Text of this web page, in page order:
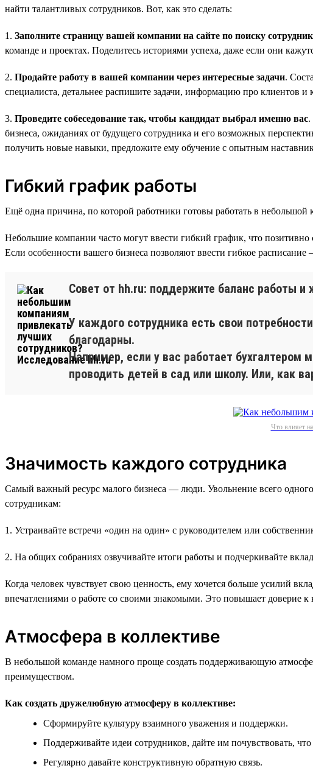
найти талантливых сотрудников. Вот, как это сделать:
1. Заполните страницу вашей компании на сайте по поиску
команде и проектах. Поделитесь историями успеха, даже если они
2. Продайте работу в вашей компании через интересные задачи.
специалиста, детальнее распишите задачи, информацию про клиентов и
3. Проведите собеседование так, чтобы кандидат выбрал именно вас.
бизнеса, ожиданиях от будущего сотрудника и его возможных
получить новые навыки, предложите ему обучение с опытным
Гибкий график работы
Ещё одна причина, по которой работники готовы работать в
Небольшие компании часто могут ввести гибкий график, что
Если особенности вашего бизнеса позволяют ввести гибкое
Совет от hh.ru: поддержите баланс работы и
У каждого сотрудника есть свои
благодарны.
Например, если у вас работает
проводить детей в сад или школу. Или, как
Что влияет
Значимость каждого сотрудника
Самый важный ресурс малого бизнеса — люди. Увольнение всего
сотрудникам:
1. Устраивайте встречи «один на один» с руководителем или
2. На общих собраниях озвучивайте итоги работы и подчеркивайте
Когда человек чувствует свою ценность, ему хочется больше усилий
впечатлениями о работе со своими знакомыми. Это повышает доверие к
Атмосфера в коллективе
В небольшой команде намного проще создать поддерживающую
преимуществом.
Как создать дружелюбную атмосферу в коллективе:
Сформируйте культуру взаимного уважения и поддержки.
Поддерживайте идеи сотрудников, дайте им почувствовать,
Регулярно давайте конструктивную обратную связь.